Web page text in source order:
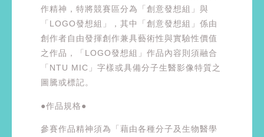
作精神，特將競賽區分為「創意發想組」與
「LOGO發想組」，其中「創意發想組」係由
創作者自由發揮創作兼具藝術性與實驗性價值
之作品，「LOGO發想組」作品內容則須融合
「NTU MIC」字樣或具備分子生醫影像特質之
圖騰或標記。
●作品規格●
參賽作品精神須為「藉由各種分子及生物醫學